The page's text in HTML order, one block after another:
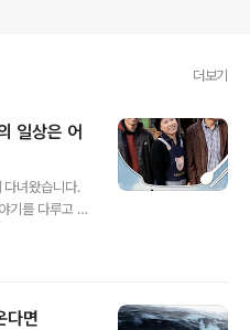
더보기
일상은 어
다녀왔습니다.
기를 다루고 있
분의 홍대를
도 하지만 거
다면